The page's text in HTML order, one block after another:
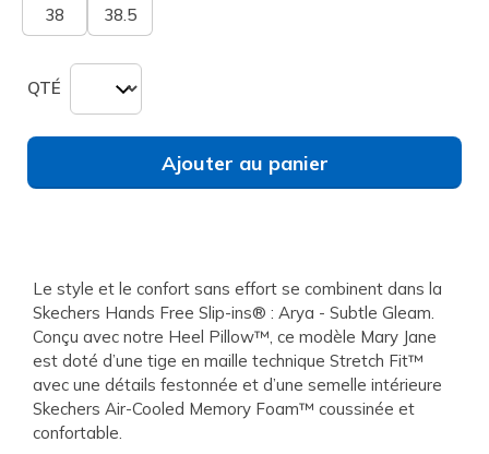
38 38.5
QTÉ
Ajouter au panier
Le style et le confort sans effort se combinent dans la
Skechers Hands Free Slip-ins® : Arya - Subtle Gleam.
Conçu avec notre Heel Pillow™, ce modèle Mary Jane
est doté d’une tige en maille technique Stretch Fit™
avec une détails festonnée et d’une semelle intérieure
Skechers Air-Cooled Memory Foam™ coussinée et
confortable.